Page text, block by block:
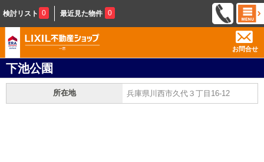
検討リスト 0 最近見た物件 0
お問合せ
下池公園
所在地 兵庫県川西市久代３丁目16-12